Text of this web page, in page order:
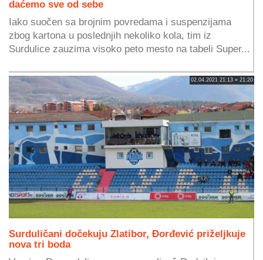
daćemo sve od sebe
Iako suočen sa brojnim povredama i suspenzijama
zbog kartona u poslednjih nekoliko kola, tim iz
Surdulice zauzima visoko peto mesto na tabeli Super...
02.04.2021 21:13 » 21:20
Surduličani dočekuju Zlatibor, Đorđević priželjkuje
nova tri boda